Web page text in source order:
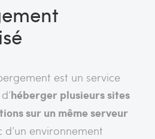
est un service
héberger plusieurs sites
sur un même serveur
environnement